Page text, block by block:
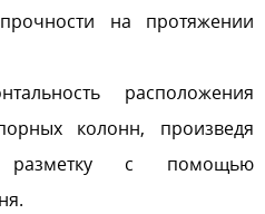
на протяжении
расположения
колонн, произведя
разметку с помощью